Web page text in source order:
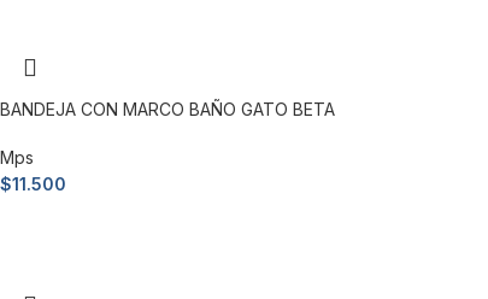
BANDEJA CON MARCO BAÑO GATO BETA
Mps
$11.500